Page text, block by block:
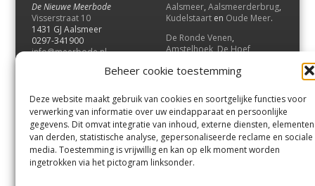
Beheer cookie toestemming
Deze website maakt gebruik van cookies en soortgelijke functies voor
verwerking van informatie over uw eindapparaat en persoonlijke
gegevens. Dit omvat integratie van inhoud, externe diensten, elementen
van derden, statistische analyse, gepersonaliseerde reclame en sociale
media. Toestemming is vrijwillig en kan op elk moment worden
ingetrokken via het pictogram linksonder.
De Nieuwe Meerbode
Visserstraat 10
1431 GJ Aalsmeer
0297-341900
info@meerbode.nl
Aalsmeer, Aalsmeerderbrug,
Kudelstaart en Oude Meer.
De Ronde Venen,
Amstelhoek,De Hoef,
Vrouwenakker,Waverveen
UithoornenDe Kwakel.
Contact
Andere uitgaven
Bezorgklacht